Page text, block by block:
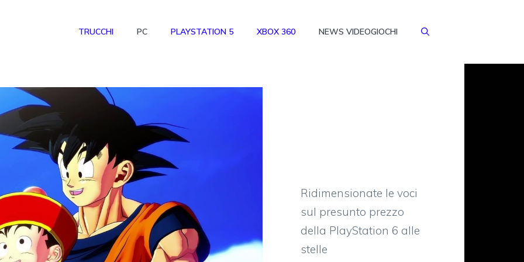
TRUCCHI PC PLAYSTATION 5 XBOX 360 NEWS VIDEOGIOCHI
Ridimensionate le voci
sul presunto prezzo
della PlayStation 6 alle
stelle